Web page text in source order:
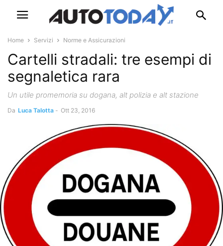
Home Servizi Norme e Assicurazioni
Cartelli stradali: tre esempi di
segnaletica rara
Un utile promemoria su dogana, alt polizia e alt stazione
Da Luca Talotta - Ott 23, 2016